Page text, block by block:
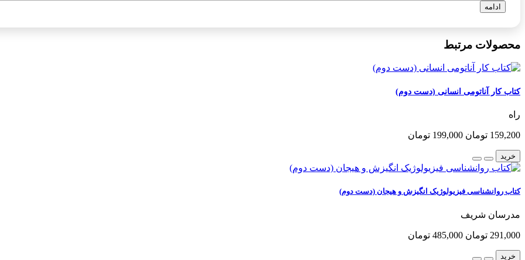
ادامه
محصولات مرتبط
کتاب کار آناتومی انسانی (دست دوم)
راه
159,200 تومان 199,000 تومان
خرید
کتاب روانشناسی فیزیولوژیک انگیزش و هیجان (دست دوم)
مدرسان شریف
291,000 تومان 485,000 تومان
خرید